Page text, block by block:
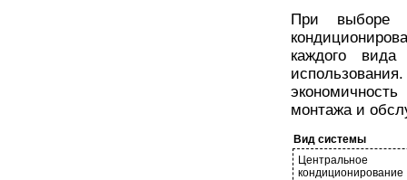
При выборе
каждого
монтажа и
Вид системы
Центральное
кондиционирование